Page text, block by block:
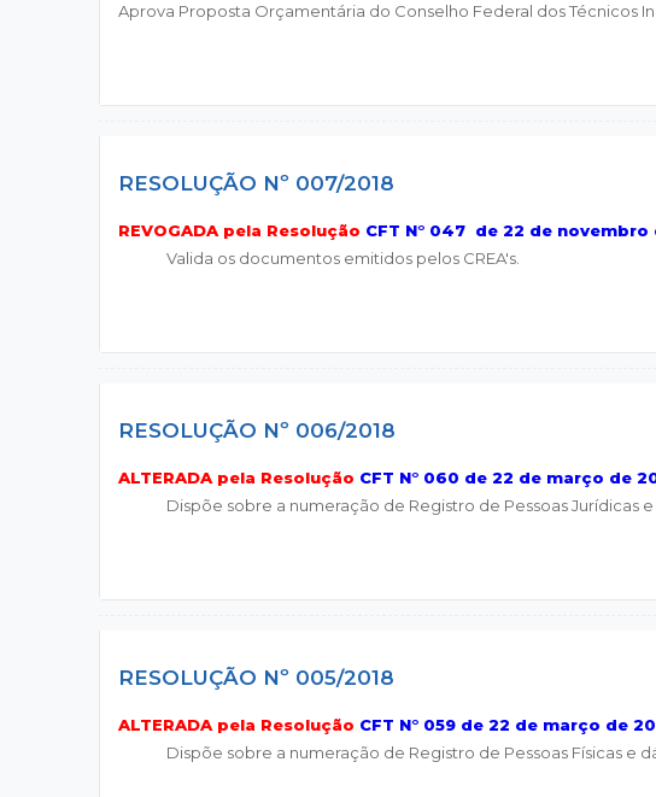
Aprova Proposta Orçamentária do Conselho Federal dos Técnicos
RESOLUÇÃO Nº 007/2018
REVOGADA pela Resolução CFT N° 047 de 22 de novembro
Valida os documentos emitidos pelos CREA's.
RESOLUÇÃO Nº 006/2018
ALTERADA pela Resolução CFT N° 060 de 22 de março de
Dispõe sobre a numeração de Registro de Pessoas Jurídicas
RESOLUÇÃO Nº 005/2018
ALTERADA pela Resolução CFT N° 059 de 22 de março de
Dispõe sobre a numeração de Registro de Pessoas Físicas e